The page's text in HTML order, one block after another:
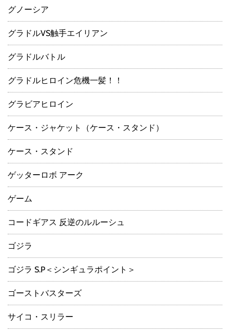
グノーシア
グラドルVS触手エイリアン
グラドルバトル
グラドルヒロイン危機一髪！！
グラビアヒロイン
ケース・ジャケット（ケース・スタンド）
ケース・スタンド
ゲッターロボ アーク
ゲーム
コードギアス 反逆のルルーシュ
ゴジラ
ゴジラ S.P＜シンギュラポイント＞
ゴーストバスターズ
サイコ・スリラー